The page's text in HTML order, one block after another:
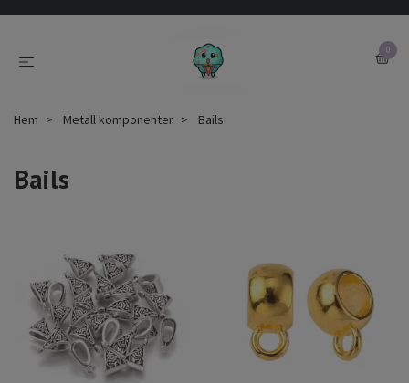
0
Hem Metall komponenter Bails
Bails